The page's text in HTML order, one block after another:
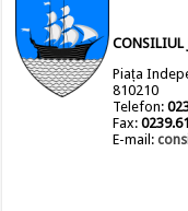
CONSILIUL
Piața
810210
Telefon:
Fax:
E-mail: